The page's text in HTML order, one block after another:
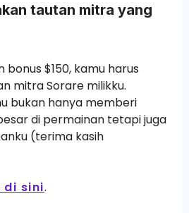
tautan mitra yang
$150, kamu harus
mitra Sorare milikku.
bukan hanya memberi
di permainan tetapi juga
(terima kasih
di sini.